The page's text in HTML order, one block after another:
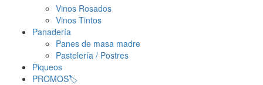
Vinos Rosados
Vinos Tintos
Panadería
Panes de masa madre
Pastelería / Postres
Piqueos
PROMOS🏷️